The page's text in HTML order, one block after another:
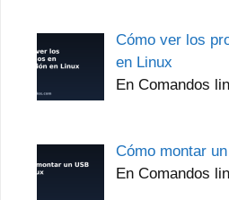
Cómo ver los
en Linux
En Comandos
Cómo montar
En Comandos